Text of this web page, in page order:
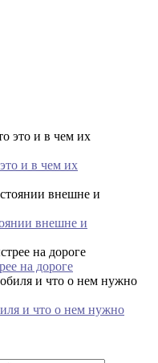
и в чем их
внешне и
на дороге
и что о нем нужно